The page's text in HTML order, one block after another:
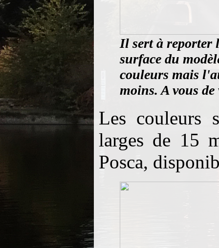
Il sert à reporter
surface du
couleurs mais
moins. A vous de
Les couleurs
larges de 15
Posca,